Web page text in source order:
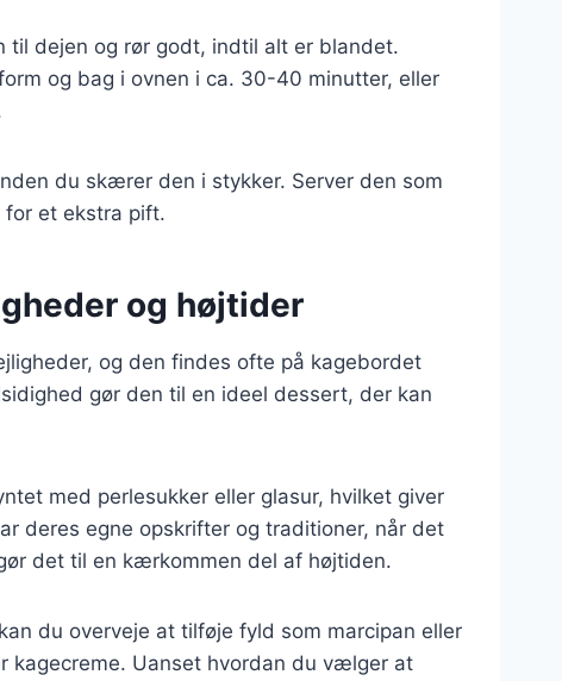
dejen og rør godt, indtil alt er blandet.
og bag i ovnen i ca. 30-40 minutter, eller
du skærer den i stykker. Server den som
for et ekstra pift.
og højtider
og den findes ofte på kagebordet
gør den til en ideel dessert, der kan
med perlesukker eller glasur, hvilket giver
deres egne opskrifter og traditioner, når det
det til en kærkommen del af højtiden.
du overveje at tilføje fyld som marcipan eller
kagecreme. Uanset hvordan du vælger at